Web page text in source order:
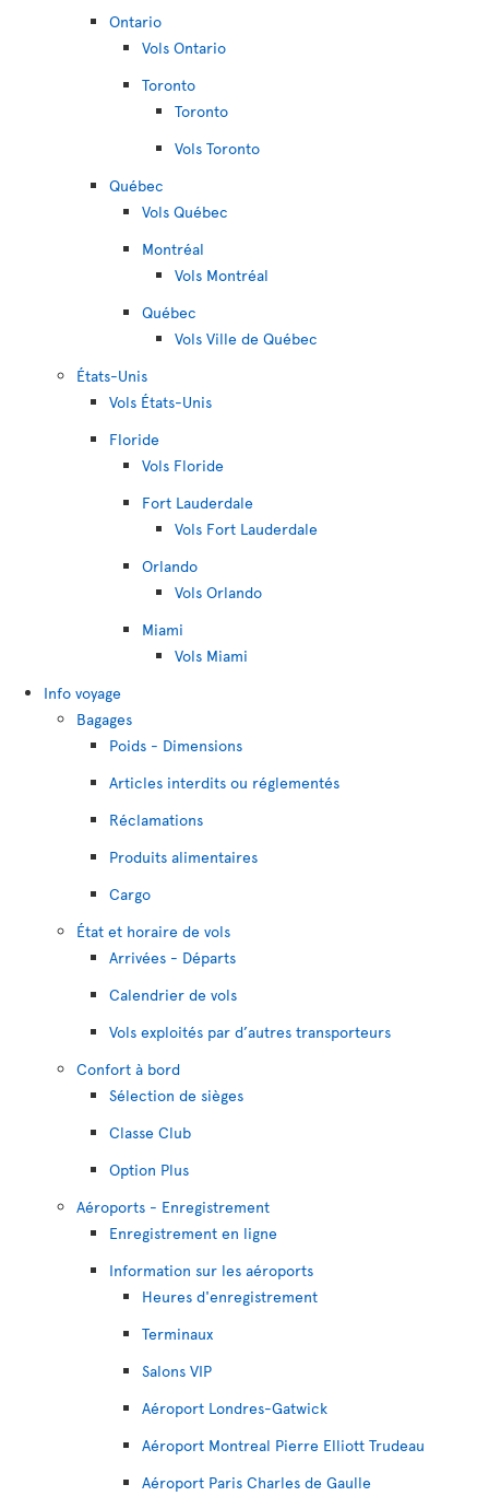
Ontario
Vols Ontario
Toronto
Toronto
Vols Toronto
Québec
Vols Québec
Montréal
Vols Montréal
Québec
Vols Ville de Québec
États-Unis
Vols États-Unis
Floride
Vols Floride
Fort Lauderdale
Vols Fort Lauderdale
Orlando
Vols Orlando
Miami
Vols Miami
Info voyage
Bagages
Poids - Dimensions
Articles interdits ou réglementés
Réclamations
Produits alimentaires
Cargo
État et horaire de vols
Arrivées - Départs
Calendrier de vols
Vols exploités par d’autres transporteurs
Confort à bord
Sélection de sièges
Classe Club
Option Plus
Aéroports - Enregistrement
Enregistrement en ligne
Information sur les aéroports
Heures d'enregistrement
Terminaux
Salons VIP
Aéroport Londres-Gatwick
Aéroport Montreal Pierre Elliott Trudeau
Aéroport Paris Charles de Gaulle